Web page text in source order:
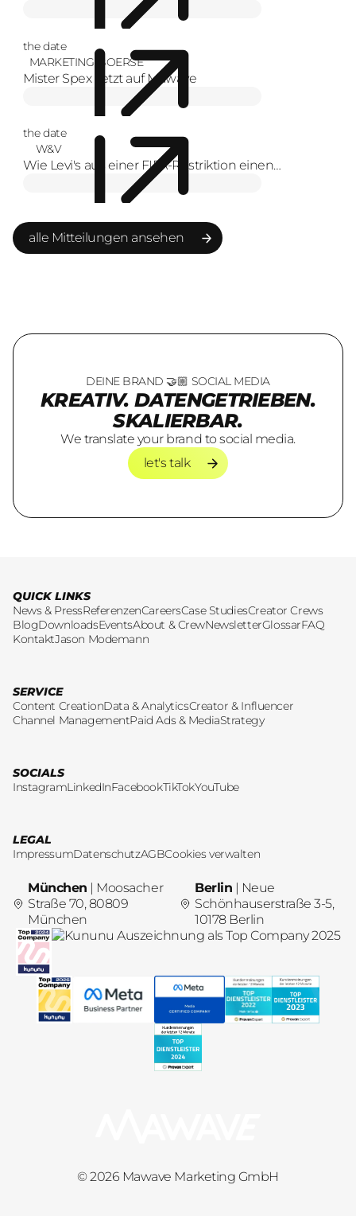
the date
MARKETING-BOERSE
Mister Spex setzt auf Mawave
the date
W&V
Wie Levi's aus einer FIFA-Restriktion einen
Markenmoment macht
alle Mitteilungen ansehen
alle Mitteilungen ansehen
DEINE BRAND 🤝🏼 SOCIAL MEDIA
KREATIV. DATENGETRIEBEN.
SKALIERBAR.
We translate your brand to social media.
let's talk
let's talk
QUICK LINKS
News & PressReferenzenCareersCase StudiesCreator Crews
BlogDownloadsEventsAbout & CrewNewsletterGlossarFAQ
KontaktJason Modemann
SERVICE
Content CreationData & AnalyticsCreator & Influencer
Channel ManagementPaid Ads & MediaStrategy
SOCIALS
InstagramLinkedInFacebookTikTokYouTube
LEGAL
ImpressumDatenschutzAGBCookies verwalten
München | Moosacher
Straße 70, 80809
München
Berlin | Neue
Schönhauserstraße 3-5,
10178 Berlin
© 2026 Mawave Marketing GmbH